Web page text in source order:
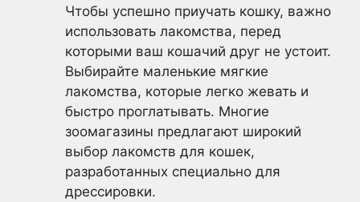
Чтобы успешно приучать кошку, важно
использовать лакомства, перед
которыми ваш кошачий друг не устоит.
Выбирайте маленькие мягкие
лакомства, которые легко жевать и
быстро проглатывать. Многие
зоомагазины предлагают широкий
выбор лакомств для кошек,
разработанных специально для
дрессировки.